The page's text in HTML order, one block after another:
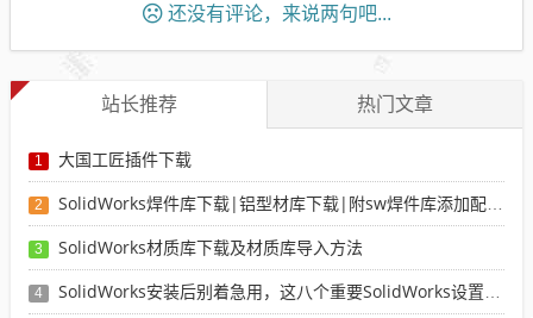
还没有评论，来说两句吧...
站长推荐 热门文章
1 大国工匠插件下载
2 SolidWorks焊件库下载|铝型材库下载|附sw焊件库添加配置使用教程
3 SolidWorks材质库下载及材质库导入方法
4 SolidWorks安装后别着急用，这八个重要SolidWorks设置可以提高你的画图效率